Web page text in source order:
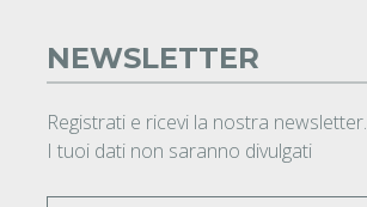
NEWSLETTER
Registrati e ricevi la nostra newsletter.
I tuoi dati non saranno divulgati